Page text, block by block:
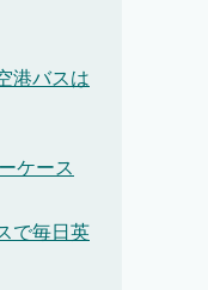
港バスは
ケース
で毎日英